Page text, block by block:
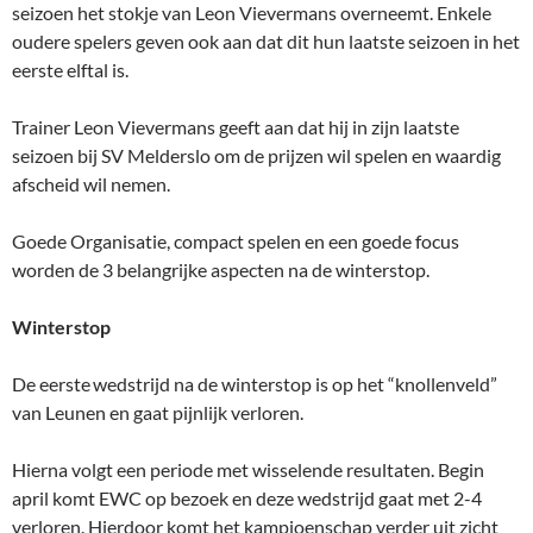
seizoen het stokje van Leon Vievermans overneemt. Enkele
oudere spelers geven ook aan dat dit hun laatste seizoen in het
eerste elftal is.
Trainer Leon Vievermans geeft aan dat hij in zijn laatste
seizoen bij SV Melderslo om de prijzen wil spelen en waardig
afscheid wil nemen.
Goede Organisatie, compact spelen en een goede focus
worden de 3 belangrijke aspecten na de winterstop.
Winterstop
De eerstewedstrijd na de winterstop is op het “knollenveld”
van Leunen en gaat pijnlijk verloren.
Hierna volgt een periode met wisselende resultaten. Begin
april komt EWC op bezoek en deze wedstrijd gaat met 2-4
verloren. Hierdoor komt het kampioenschap verder uit zicht